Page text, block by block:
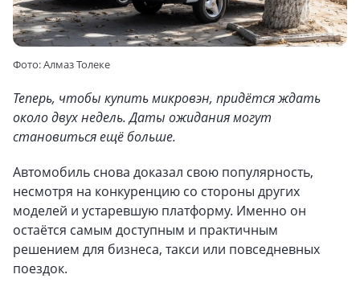
Фото: Алмаз Толеке
Теперь, чтобы купить микровэн, придётся ждать
около двух недель. Даты ожидания могут
становиться ещё больше.
Автомобиль снова доказал свою популярность,
несмотря на конкуренцию со стороны других
моделей и устаревшую платформу. Именно он
остаётся самым доступным и практичным
решением для бизнеса, такси или повседневных
поездок.